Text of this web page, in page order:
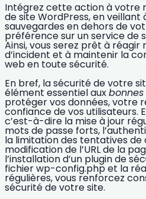
Intégrez cette action à votre
de site WordPress, en veillant
sauvegardes en dehors de
préférence sur un service de
Ainsi, vous serez prêt à réagir
d’incident et à maintenir la
web en toute sécurité.
En bref, lasécurité de votre
élément essentiel aux
protéger vos données, votre
confiance de vos utilisateurs.
c’est-à-dire la mise à jour
mots de passe forts,
la limitation des tentatives de
modification de l’URL de la
l’installation d’un plugin de
fichier wp-config.php et la
régulières, vous renforcez
sécurité de votre site.